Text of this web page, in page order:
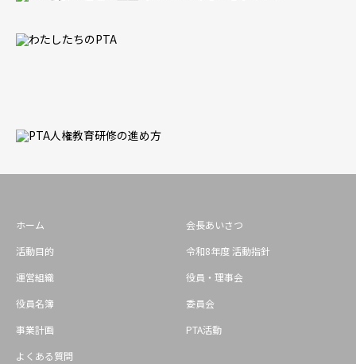
ホーム
会長あいさつ
活動目的
令和8年度 活動指針
運営組織
役員・理事会
役員名簿
委員会
事業計画
PTA活動
よくある質問